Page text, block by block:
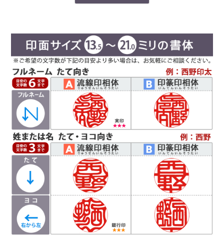
ンスをとるのが難しいのですが、独自の作風で文
字を折り曲げ、空間を埋めるデザインが特徴で
す。直線基調の印影は、気品があり上品な印象で
好まれています。定評のある西野センスで全体のバランスを整え枠内
に収めます。
Ｃ 読 みやすい 印相体(よみやすいいんそうたい)
印相体を読みやすくした西野工房独自の書体で
す。認印によく使用され、他の書体より判読性が
高い書体になり、社内文書などの確認印としての
使用をお勧めしています。
Ｄ篆書体 （てんしょたい）